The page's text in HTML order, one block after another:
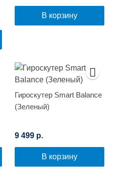
В корзину
Гироскутер Smart Balance
(Зеленый)
9 499 р.
В корзину